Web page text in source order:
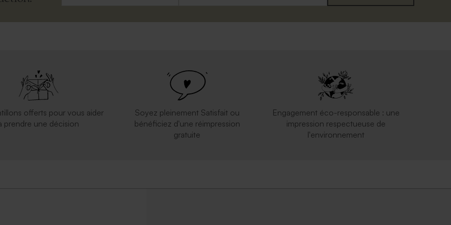
offerts pour vous aider
prendre une décision
Soyez pleinement Satisfait ou
bénéficiez d'une réimpression
gratuite
Engagement éco-responsable : une
impression respectueuse de
l'environnement